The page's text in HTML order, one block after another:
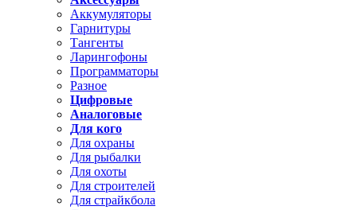
Аккумуляторы
Гарнитуры
Тангенты
Ларингофоны
Программаторы
Разное
Цифровые
Аналоговые
Для кого
Для охраны
Для рыбалки
Для охоты
Для строителей
Для страйкбола